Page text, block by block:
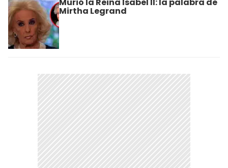
Murió la Reina Isabel II: la palabra de
Mirtha Legrand